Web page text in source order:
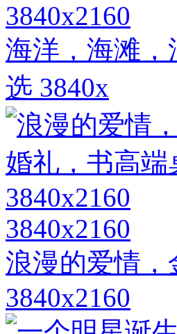
3840x2160
海洋，海滩
选 3840x
3840x2160
浪漫的爱情
3840x2160